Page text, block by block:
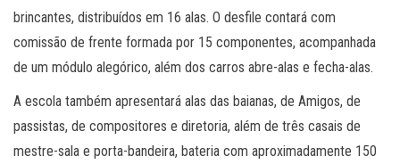
brincantes, distribuídos em 16 alas. O desfile contará com
comissão de frente formada por 15 componentes, acompanhada
de um módulo alegórico, além dos carros abre-alas e fecha-alas.
A escola também apresentará alas das baianas, de Amigos, de
passistas, de compositores e diretoria, além de três casais de
mestre-sala e porta-bandeira, bateria com aproximadamente 150